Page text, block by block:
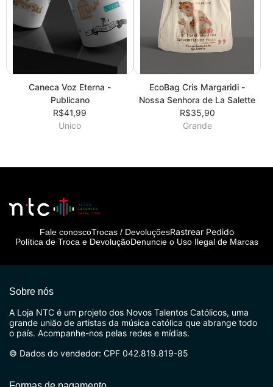
Caneca Voz Eterna -
Publicano
R$41,99
Unico
EcoBag Cris Margaridi -
Nossa Senhora de La Salette
R$35,90
Grande
Fale conoscoTrocas / DevoluçõesRastrear Pedido
Política de Troca e DevoluçãoDenuncie o Uso Ilegal de Marcas
Sobre nós
A Loja NTC é um projeto dos Novos Talentos Católicos, uma
grande união de artistas da música católica que abrange todo
o país. Acompanhe-nos pelas redes e mídias.
© Dados do vendedor: CPF 042.819.819-85